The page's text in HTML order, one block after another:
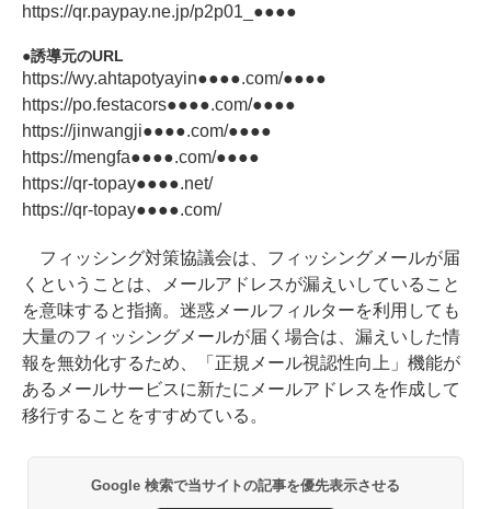
https://qr.paypay.ne.jp/p2p01_●●●●
誘導元のURL
https://wy.ahtapotyayin●●●●.com/●●●●
https://po.festacors●●●●.com/●●●●
https://jinwangji●●●●.com/●●●●
https://mengfa●●●●.com/●●●●
https://qr-topay●●●●.net/
https://qr-topay●●●●.com/
フィッシング対策協議会は、フィッシングメールが届
くということは、メールアドレスが漏えいしていること
を意味すると指摘。迷惑メールフィルターを利用しても
大量のフィッシングメールが届く場合は、漏えいした情
報を無効化するため、「正規メール視認性向上」機能が
あるメールサービスに新たにメールアドレスを作成して
移行することをすすめている。
Google 検索で当サイトの記事を優先表示させる